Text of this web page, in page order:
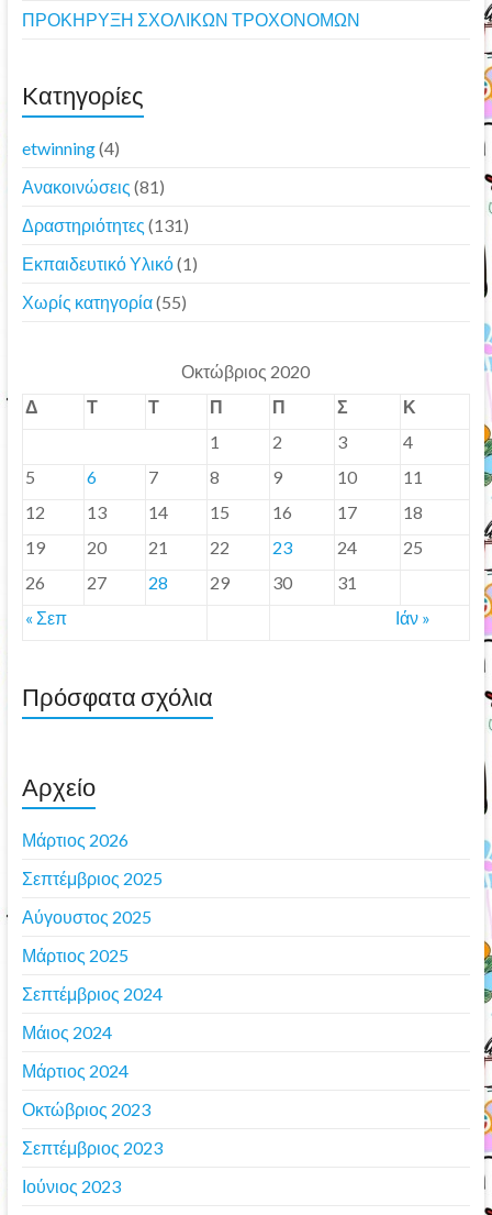
ΠΡΟΚΗΡΥΞΗ ΣΧΟΛΙΚΩΝ ΤΡΟΧΟΝΟΜΩΝ
Kατηγορίες
etwinning(4)
Ανακοινώσεις (81)
Δραστηριότητες (131)
Εκπαιδευτικό Υλικό(1)
Χωρίς κατηγορία(55)
Οκτώβριος 2020
Δ
Τ Τ Π Π Σ Κ
« Σεπ Ιάν »
1 2 3
4
5
6 7 8 9 10
11
12
13 14 15 16 17
18
19
20 21 22 23 24
25
26
27 28 29 30 31
Πρόσφατα σχόλια
Αρχείο
Μάρτιος 2026
Σεπτέμβριος 2025
Αύγουστος 2025
Μάρτιος 2025
Σεπτέμβριος 2024
Μάιος 2024
Μάρτιος 2024
Οκτώβριος 2023
Σεπτέμβριος 2023
Ιούνιος 2023